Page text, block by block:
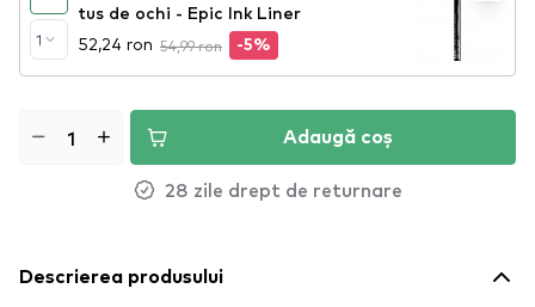
1
tus de ochi - Epic Ink Liner
52,24 ron 54,99 ron -5%
Adaugă coș
28 zile drept de returnare
Descrierea produsului